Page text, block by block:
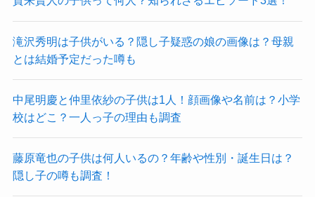
滝沢秀明は子供がいる？隠し子疑惑の娘の画像は？母親
とは結婚予定だった噂も
中尾明慶と仲里依紗の子供は1人！顔画像や名前は？小学
校はどこ？一人っ子の理由も調査
藤原竜也の子供は何人いるの？年齢や性別・誕生日は？
隠し子の噂も調査！